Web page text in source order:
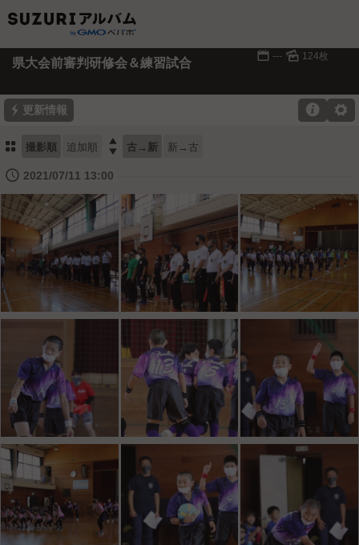
県大会前審判研修会＆練習試合 📅 --- 🌄 124枚
⚡ 更新情報 ⚙

⚏ 撮影順 追加順  古→新 新→古
🕔 2021/07/11 13:00